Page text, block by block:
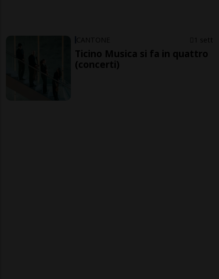
CANTONE 1 sett
Ticino Musica si fa in quattro
(concerti)